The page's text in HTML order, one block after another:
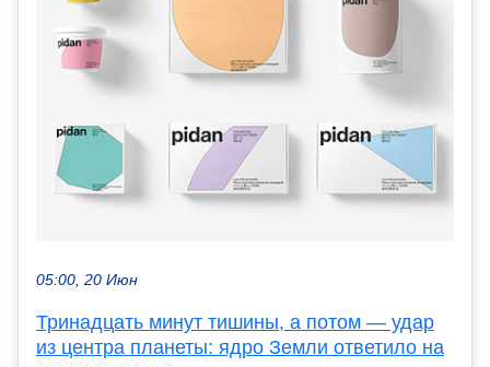
05:00, 20 Июн
Тринадцать минут тишины, а потом — удар
из центра планеты: ядро Земли ответило на